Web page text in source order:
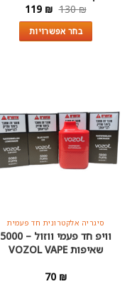
130₪ המחיר
המקורי
היה:
130 ₪.
119 ₪ המחיר
הוא:
119 ₪. בחר אפשרויות
ניתן
לבחור
את
האפשרויות
סיגריה אלקטרונית חד פעמית
וויפ חד פעמי ווזול – 5000
שאיפות VOZOL VAPE
70 ₪